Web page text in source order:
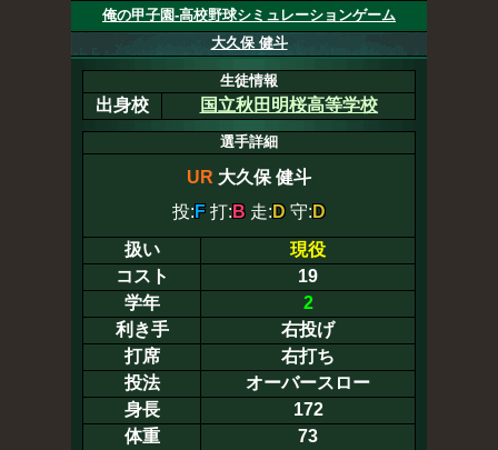
俺の甲子園-高校野球シミュレーションゲーム
大久保 健斗
生徒情報
出身校 国立秋田明桜高等学校
選手詳細
UR 大久保 健斗
投: F 打: B 走: D 守: D
扱い
現役
コスト
19
学年
2
利き手
右投げ
打席
右打ち
投法
オーバースロー
身長
172
体重
73